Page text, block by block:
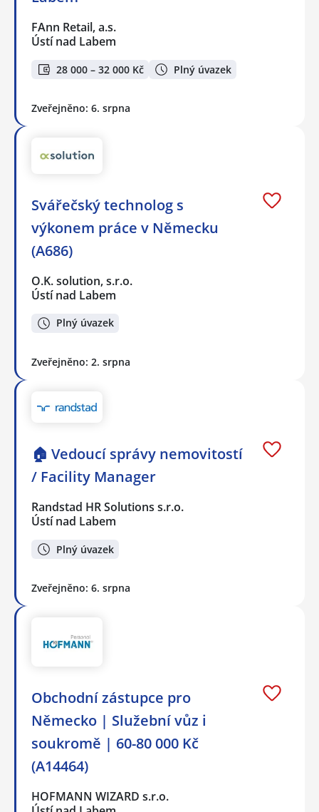
FAnn Retail, a.s.
Ústí nad Labem
28 000 – 32 000 Kč Plný úvazek
Zveřejněno: 6. srpna
Svářečský technolog s
výkonem práce v Německu
(A686)
O.K. solution, s.r.o.
Ústí nad Labem
Plný úvazek
Zveřejněno: 2. srpna
🏠 Vedoucí správy nemovitostí
/ Facility Manager
Randstad HR Solutions s.r.o.
Ústí nad Labem
Plný úvazek
Zveřejněno: 6. srpna
Obchodní zástupce pro
Německo | Služební vůz i
soukromě | 60-80 000 Kč
(A14464)
HOFMANN WIZARD s.r.o.